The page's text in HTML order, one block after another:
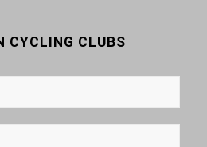
CYCLING CLUBS